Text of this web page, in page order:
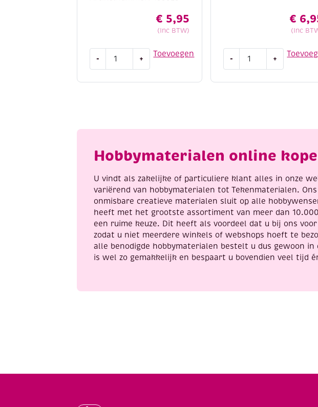
€ 5,95
(Inc BTW)
Toevoegen
-
6
ml
aantal
+
€
(Inc
-
reliefpaint
aantal
+
Hobbymaterialen online
U vindt als zakelijke of particuliere klant alles in onze
variërend van hobbymaterialen tot Tekenmaterialen.
onmisbare creatieve materialen sluit op alle
heeft met het grootste assortiment van meer dan
een ruime keuze. Dit heeft als voordeel dat u bij ons
zodat u niet meerdere winkels of webshops hoeft te
alle benodigde hobbymaterialen bestelt u dus gewoon in
is wel zo gemakkelijk en bespaart u bovendien veel tijd